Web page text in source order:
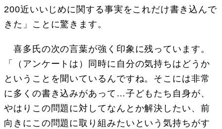
200近いいじめに関する事実をこれだけ書き込んで
きた」ことに驚きます。
喜多氏の次の言葉が強く印象に残っています。
「（アンケートは）同時に自分の気持ちはどうか
ということを聞いているんですね。そこには非常
に多くの書き込みがあって…子どもたち自身が、
やはりこの問題に対してなんとか解決したい、前
向きにこの問題に取り組みたいという気持ちがす